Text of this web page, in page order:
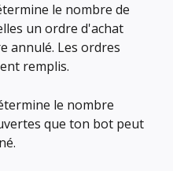
le nombre de
un ordre d'achat
annulé. Les ordres
remplis.
le nombre
que ton bot peut